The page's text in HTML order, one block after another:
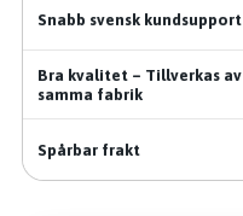
Snabb svensk kundsupport
Bra kvalitet – Tillverkas av
samma fabrik
Spårbar frakt